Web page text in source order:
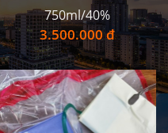
750ml/40%
3.500.000 đ